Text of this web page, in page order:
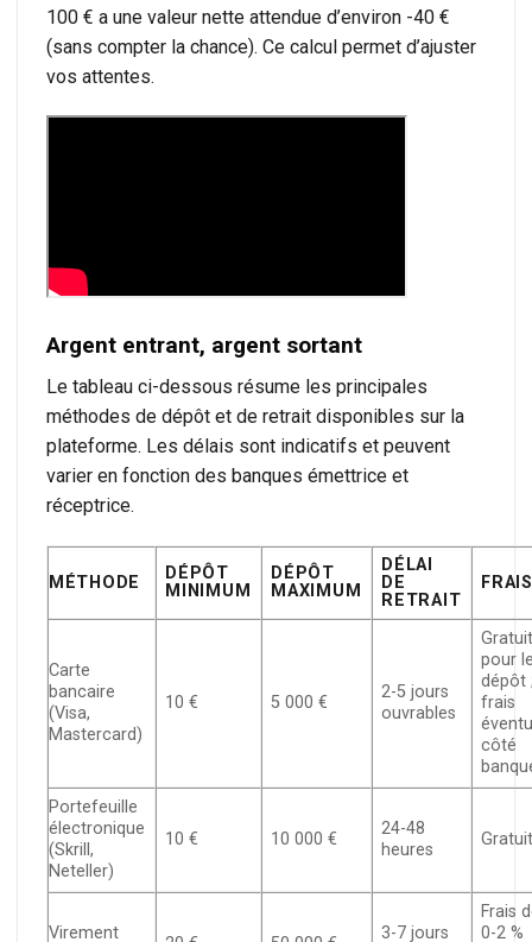
100 € a une valeur nette attendue d’environ -40 €
(sans compter la chance). Ce calcul permet d’ajuster
vos attentes.
Argent entrant, argent sortant
Le tableau ci-dessous résume les principales
méthodes de dépôt et de retrait disponibles sur la
plateforme. Les délais sont indicatifs et peuvent
varier en fonction des banques émettrice et
réceptrice.
MÉTHODE
DÉPÔT
MINIMUM
DÉPÔT
MAXIMUM
DÉLAI
DE
RETRAIT
FRAIS
Carte
bancaire
(Visa,
Mastercard)
10 € 5 000 €
2-5 jours
ouvrables
pour
dépôt
frais
côté
Portefeuille
électronique
(Skrill,
Neteller)
10 € 10 000 €
24-48
heures
Virement 3-7 jours
Frais
0-2 %